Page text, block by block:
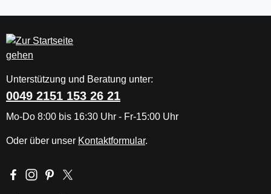
Unterstützung und Beratung unter:
0049 2151 153 26 21
Mo-Do 8:00 bis 16:30 Uhr - Fr-15:00 Uhr
Oder über unser Kontaktformular.
Besuche uns auf Facebook – öffnet in neuem Tab (externer
Schau auf Instagram vorbei – öffnet in neuem Tab
Lass dich auf Pinterest inspirieren – öffnet in neuem
Folge uns auf X – öffnet in neuem Tab (externer